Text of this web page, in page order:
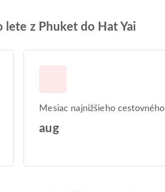
z Phuket do Hat Yai
Mesiac najnižšieho cestovného
aug